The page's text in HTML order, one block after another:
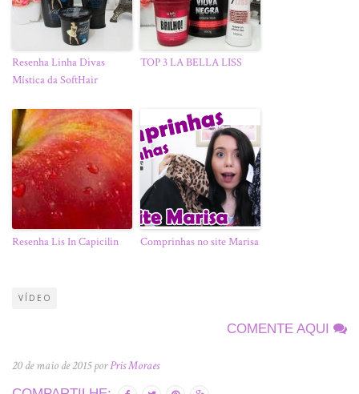
Resenha Linha Divas
Mística da SoftHair
TOP 3 LA BELLA LISS
Resenha Lis In Capicilin Comprinhas no site Marisa
VÍDEO
COMENTE AQUI
20 de maio de 2015 porPris Moraes